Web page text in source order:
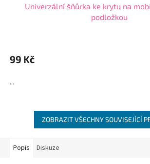
Univerzální šňůrka ke krytu na
podložkou
produktu
je
z
99 Kč
...
ZOBRAZIT VŠECHNY SOUVISEJÍCÍ
Popis Diskuze